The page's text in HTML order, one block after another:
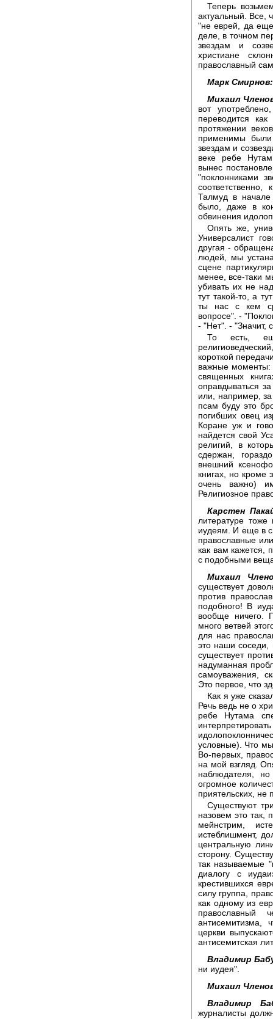
Теперь
актуальный. Все,
"не еврей, да
деле, в точном
звездам и
христиане
православный
Марк Смирнов:
Михаил
вот
переводится
протяжении
применимы
звездам и
веке ребе
вынес
"поклонниками
Талмуд в
было, даже в
обвинения
Опять же,
Универсалист
другая -
людей, мы
сцене
менее, все-таки
убивать их не
тут такой-то, а
ты нас с кем
вопросе". -
- "Нет". - "Значит,
То есть,
короткой
важные моменты:
священных
оправдываться
или, например,
псам буду это
погибших овец
Коране уж и
найдется свой
религий, в
сдержан,
внешний
книгах, но кроме
очень важно)
Религиозное
Карстен
литературе
иудеям. И еще в
православные
как вам кажется,
с подобными
Михаил
существует
против
подобного! В
вообще ничего.
много ветвей
для нас
это наши
существует
надуманная
самоуважения,
Это первое, что
Как я уже
Речь ведь не о
ребе Нутама
условные). Что
Во-первых,
на мой взгляд.
наблюдателя,
огромное
приятельских, не
Существуют
назовем это так,
мейнстрим,
истеблишмент,
центральную
сторону.
так называемые
диалогу с
крестившихся
силу группа,
как одному из
православный
антисемитизма,
церкви
антисемитская
Владимир
ни иудея".
Михаил
Владимир
журналисты